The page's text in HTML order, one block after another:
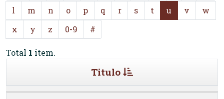
l
m n o p q r s t u v
w
x
y z 0-9 #
Total 1 item.
Titulo